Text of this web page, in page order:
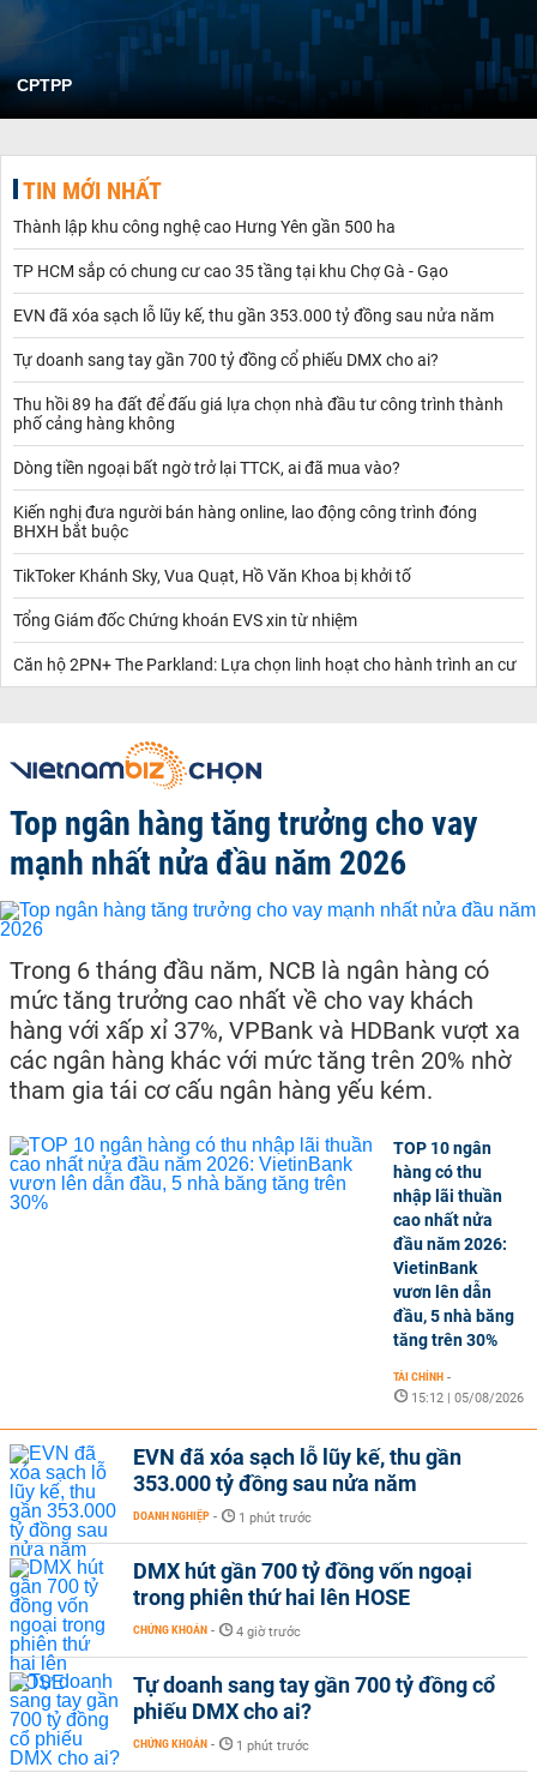
CPTPP
TIN MỚI NHẤT
Thành lập khu công nghệ cao Hưng Yên gần 500 ha
TP HCM sắp có chung cư cao 35 tầng tại khu Chợ Gà - Gạo
EVN đã xóa sạch lỗ lũy kế, thu gần 353.000 tỷ đồng sau nửa năm
Tự doanh sang tay gần 700 tỷ đồng cổ phiếu DMX cho ai?
Thu hồi 89 ha đất để đấu giá lựa chọn nhà đầu tư công trình thành
phố cảng hàng không
Dòng tiền ngoại bất ngờ trở lại TTCK, ai đã mua vào?
Kiến nghị đưa người bán hàng online, lao động công trình đóng
BHXH bắt buộc
TikToker Khánh Sky, Vua Quạt, Hồ Văn Khoa bị khởi tố
Tổng Giám đốc Chứng khoán EVS xin từ nhiệm
Căn hộ 2PN+ The Parkland: Lựa chọn linh hoạt cho hành trình an cư
Top ngân hàng tăng trưởng cho vay
mạnh nhất nửa đầu năm 2026
Trong 6 tháng đầu năm, NCB là ngân hàng có
mức tăng trưởng cao nhất về cho vay khách
hàng với xấp xỉ 37%, VPBank và HDBank vượt xa
các ngân hàng khác với mức tăng trên 20% nhờ
tham gia tái cơ cấu ngân hàng yếu kém.
TOP 10 ngân
hàng có thu
nhập lãi thuần
cao nhất nửa
đầu năm 2026:
VietinBank
vươn lên dẫn
đầu, 5 nhà băng
tăng trên 30%
TÀI CHÍNH -
15:12 | 05/08/2026
EVN đã xóa sạch lỗ lũy kế, thu gần
353.000 tỷ đồng sau nửa năm
DOANH NGHIỆP - 1 phút trước
DMX hút gần 700 tỷ đồng vốn ngoại
trong phiên thứ hai lên HOSE
CHỨNG KHOÁN - 4 giờ trước
Tự doanh sang tay gần 700 tỷ đồng cổ
phiếu DMX cho ai?
CHỨNG KHOÁN - 1 phút trước